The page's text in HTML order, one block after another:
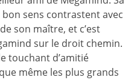
sens contrastent avec
son maître, et c’est
sur le droit chemin.
touchant d’amitié
même les plus grands